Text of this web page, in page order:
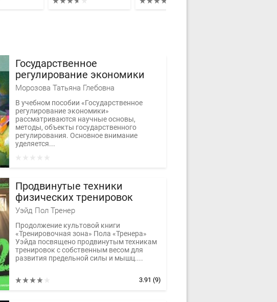
Государственное
регулирование экономики
Морозова Татьяна Глебовна
В учебном пособии «Государственное
регулирование экономики»
рассматриваются научные основы,
методы, объекты государственного
регулирования. Основное внимание
уделяется...
Продвинутые техники
физических тренировок
Уэйд Пол Тренер
Продолжение культовой книги
«Тренировочная зона» Пола «Тренера»
Уэйда посвящено продвинутым техникам
тренировок с собственным весом для
развития предельной силы и мышц....
3.91 (9)